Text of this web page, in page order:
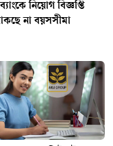
নিয়োগ বিজ্ঞপ্তি
না বয়সসীমা